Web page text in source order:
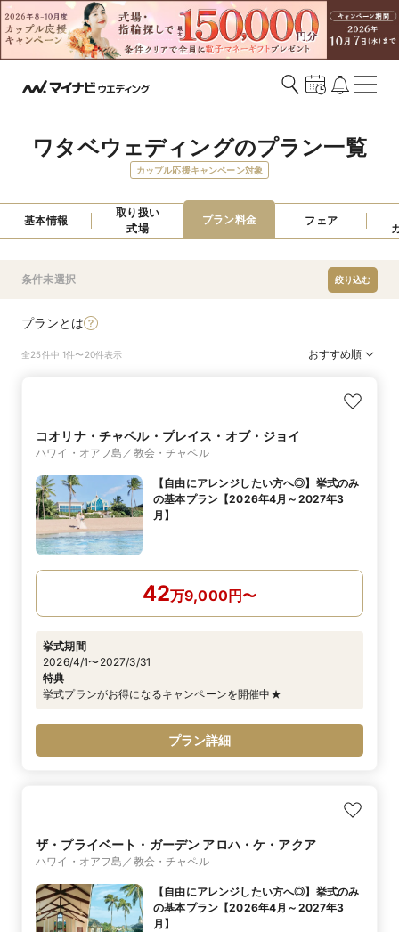
ワタベウェディングのプラン一覧
カップル応援キャンペーン対象
基本情報
取り扱い
式場
プラン料金 フェア
条件未選択 絞り込む
プランとは
全25件中 1件〜20件表示 おすすめ順
コオリナ・チャペル・プレイス・オブ・ジョイ
ハワイ・オアフ島／教会・チャペル
【自由にアレンジしたい方へ◎】挙式のみ
の基本プラン【2026年4月～2027年3
月】
42万9,000円〜
挙式期間
2026/4/1〜2027/3/31
特典
挙式プランがお得になるキャンペーンを開催中★
プラン詳細
ザ・プライベート・ガーデン アロハ・ケ・アクア
ハワイ・オアフ島／教会・チャペル
【自由にアレンジしたい方へ◎】挙式のみ
の基本プラン【2026年4月～2027年3
月】